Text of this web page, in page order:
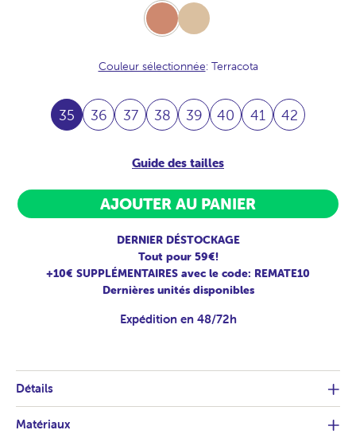
Terracota Beige
Couleur sélectionnée: Terracota
35 36 37 38 39 40 41 42
Guide des tailles
AJOUTER AU PANIER
DERNIER DÉSTOCKAGE
Tout pour 59€!
+10€ SUPPLÉMENTAIRES avec le code: REMATE10
Dernières unités disponibles
Expédition en 48/72h
Détails
Matériaux